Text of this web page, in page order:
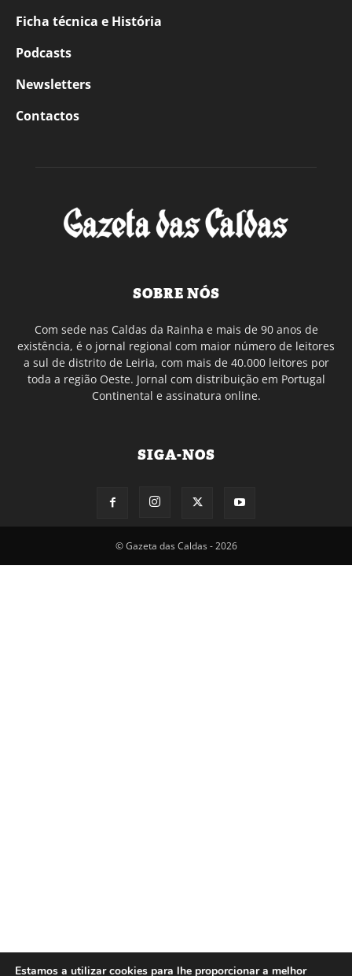
Ficha técnica e História
Podcasts
Newsletters
Contactos
SOBRE NÓS
Com sede nas Caldas da Rainha e mais de 90 anos de
existência, é o jornal regional com maior número de leitores
a sul de distrito de Leiria, com mais de 40.000 leitores por
toda a região Oeste. Jornal com distribuição em Portugal
Continental e assinatura online.
SIGA-NOS
© Gazeta das Caldas - 2026
Estamos a utilizar cookies para lhe proporcionar a melhor